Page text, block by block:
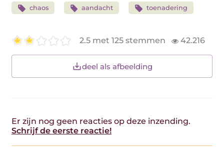
chaos aandacht toenadering
2.5 met 125 stemmen 42.216
deel als afbeelding
Er zijn nog geen reacties op deze inzending.
Schrijf de eerste reactie!